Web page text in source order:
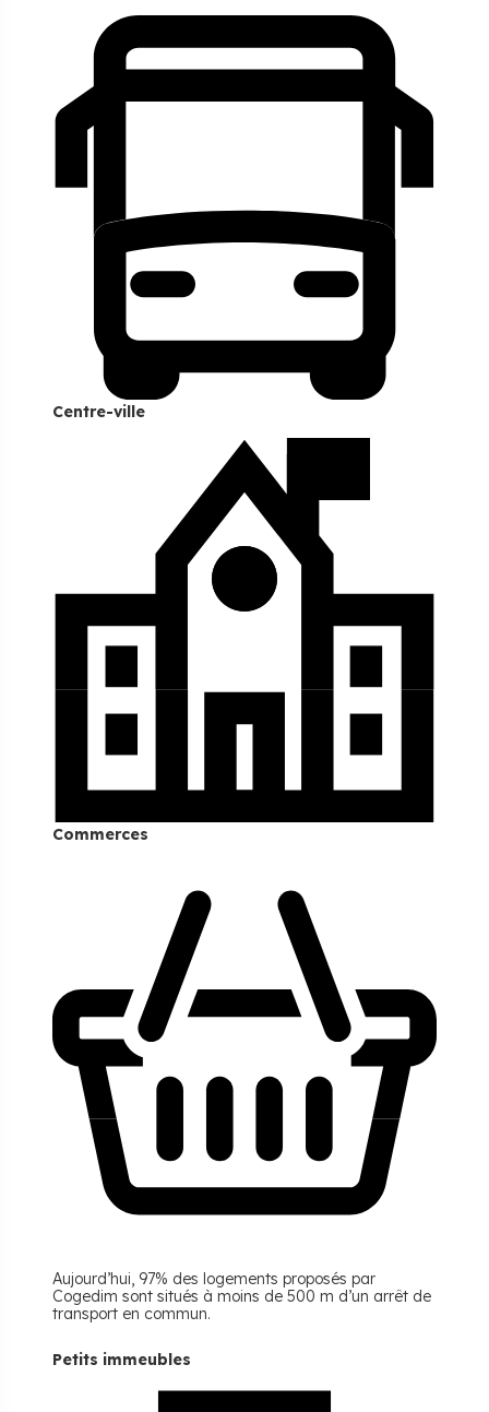
Centre-ville
Commerces
Aujourd’hui, 97% des logements proposés par
Cogedim sont situés à moins de 500 m d’un arrêt de
transport en commun.
Petits immeubles